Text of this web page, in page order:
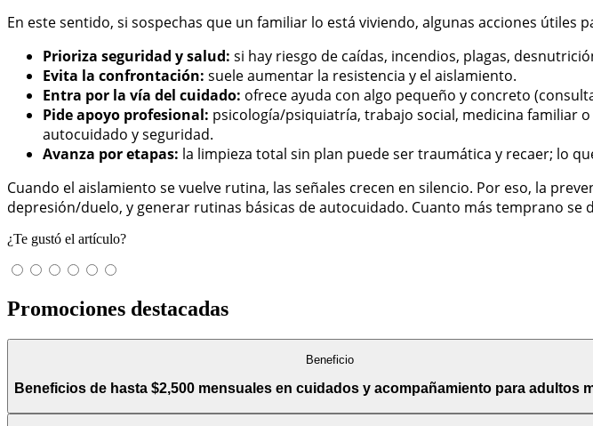
En este sentido, si sospechas que un familiar lo está viviendo, algunas acciones útiles
Prioriza seguridad y salud: si hay riesgo de caídas, incendios, plagas,
Evita la confrontación: suele aumentar la resistencia y el aislamiento.
Entra por la vía del cuidado: ofrece ayuda con algo pequeño y concreto
Pide apoyo profesional: psicología/psiquiatría, trabajo social, medicina familiar
autocuidado y seguridad.
Avanza por etapas: la limpieza total sin plan puede ser traumática y recaer; lo
Cuando el aislamiento se vuelve rutina, las señales crecen en silencio. Por eso, la
depresión/duelo, y generar rutinas básicas de autocuidado. Cuanto más temprano
¿Te gustó el artículo?
Promociones destacadas
Beneficio
Beneficios de hasta $2,500 mensuales en cuidados y acompañamiento para adultos